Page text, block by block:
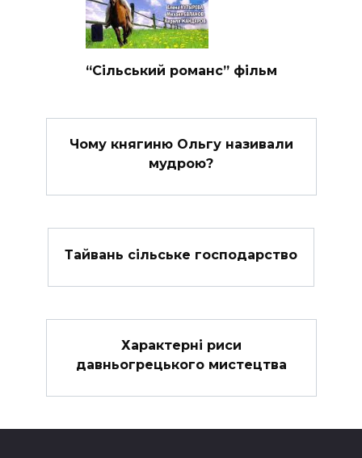
“Сільський романс” фільм
Чому княгиню Ольгу називали
мудрою?
Тайвань сільське господарство
Характерні риси
давньогрецького мистецтва